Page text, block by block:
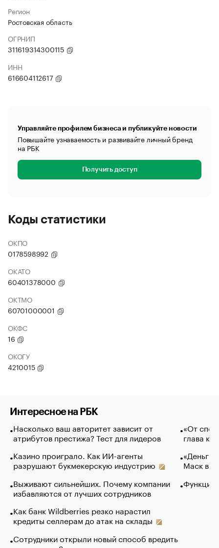
Регион
Ростовская область
ОГРНИП
311619314300115
ИНН
616604112617
Управляйте профилем бизнеса и публикуйте новости
Повышайте узнаваемость и развивайте личный бренд
на РБК
Получить доступ
Коды статистики
ОКПО
0178598992
ОКАТО
60401378000
ОКТМО
60701000001
ОКФС
16
ОКОГУ
4210015
Интересное на РБК
Насколько ваш авторитет зависит от
атрибутов престижа? Тест для лидеров
Казино проиграло. Как ИИ-агенты
разрушают букмекерскую индустрию
Выживают сильнейших. Почему компании
избавляются от лучших сотрудников
Как банк Wildberries резко нарастил
кредиты селлерам до атак на склады
Сотрудники открыли новый способ вредить
«От
глава
«Деньги
Маск в
Функции